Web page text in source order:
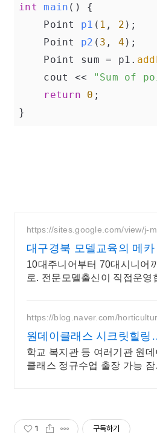
int main ()
{
Point p1 ( 1 , 2 ) ;
Point p2 ( 3 , 4 ) ;
    Point sum = p1.
    cout <<
"Sum of
return
0 ;
}
https://sites.google.com/view/j-
대구경북 모델교육의 메카
10대주니어부터 70대시니어
로. 전문모델출신이 직접운영
https://blog.naver.com/
원데이클래스 시크릿힐링
예 원예치료 식물힐링 오감
족
학교 복지관 등 여러기관 원데
클래스 정규수업 출장 가능 잠
1 구독하기